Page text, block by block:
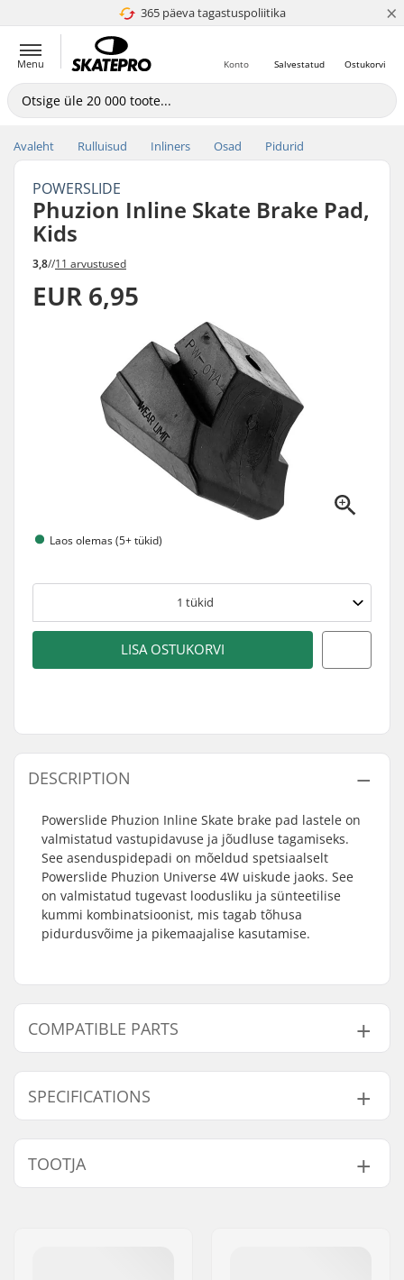
365 päeva tagastuspoliitika
4.8 paljaks 5 ×
Menu Ostukorvi
Salvestatud
Konto
Avaleht Rulluisud Inliners Osad Pidurid
POWERSLIDE
Phuzion Inline Skate Brake Pad,
Kids
3,8//11 arvustused
EUR 6,95
Laos olemas (5+ tükid)
1 tükid
LISA OSTUKORVI
DESCRIPTION
Powerslide Phuzion Inline Skate brake pad lastele on
valmistatud vastupidavuse ja jõudluse tagamiseks.
See asenduspidepadi on mõeldud spetsiaalselt
Powerslide Phuzion Universe 4W uiskude jaoks. See
on valmistatud tugevast loodusliku ja sünteetilise
kummi kombinatsioonist, mis tagab tõhusa
pidurdusvõime ja pikemaajalise kasutamise.
COMPATIBLE PARTS
Leidke ühilduvad tooted Powerslide Phuzion Inline
Skate Brake Pad, Kids:
SPECIFICATIONS
Telg:
Not included
Brake mounting bolt:
TOOTJA